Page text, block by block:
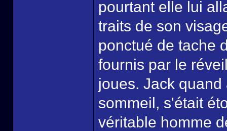
pourtant elle lui
traits de son
ponctué de tache
fournis par le
joues. Jack
sommeil, s'était
véritable homme